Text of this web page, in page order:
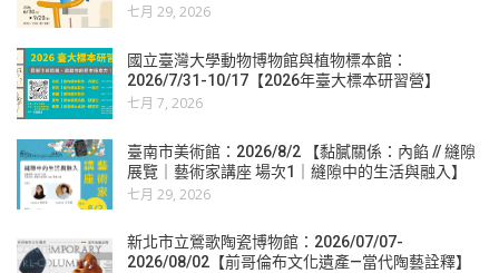
七月 29, 2026
國立臺灣大學動物博物館與植物標本館：
2026/7/31-10/17【2026年臺大標本研習營】
七月 7, 2026
臺南市美術館：2026/8/2 【黏膩關係：內餡 // 縫隙
展覽｜藝術家講座 場次1｜縫隙中的生活與融入】
七月 29, 2026
新北市立鶯歌陶瓷博物館：2026/07/07-
2026/08/02【前哥倫布文化遺產—當代陶藝詮釋】